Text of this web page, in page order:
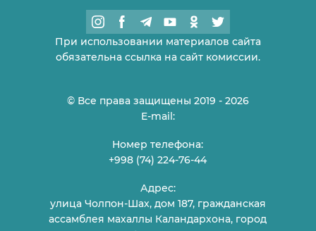
При использовании материалов сайта
обязательна ссылка на сайт комиссии.
© Все права защищены 2019 - 2026
E-mail:
Номер телефона:
+998 (74) 224-76-44
Адрес:
улица Чолпон-Шах, дом 187, гражданская
ассамблея махаллы Каландархона, город